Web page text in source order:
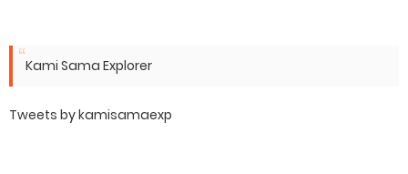
Kami Sama Explorer
Tweets by kamisamaexp